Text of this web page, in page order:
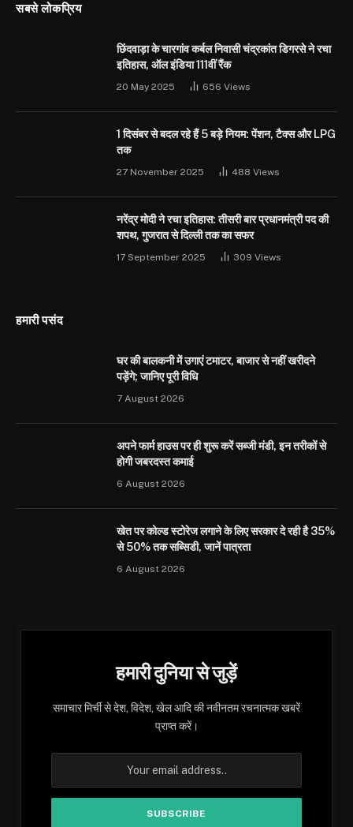
सबसे लोकप्रिय
छिंदवाड़ा के चारगांव कर्बल निवासी चंद्रकांत डिगरसे ने रचा
इतिहास, ऑल इंडिया 111वीं रैंक
20 May 2025 656 Views
1 दिसंबर से बदल रहे हैं 5 बड़े नियम: पेंशन, टैक्स और LPG
तक
27 November 2025 488 Views
नरेंद्र मोदी ने रचा इतिहास: तीसरी बार प्रधानमंत्री पद की
शपथ, गुजरात से दिल्ली तक का सफर
17 September 2025 309 Views
हमारी पसंद
घर की बालकनी में उगाएं टमाटर, बाजार से नहीं खरीदने
पड़ेंगे; जानिए पूरी विधि
7 August 2026
अपने फार्म हाउस पर ही शुरू करें सब्जी मंडी, इन तरीकों से
होगी जबरदस्त कमाई
6 August 2026
खेत पर कोल्ड स्टोरेज लगाने के लिए सरकार दे रही है 35%
से 50% तक सब्सिडी, जानें पात्रता
6 August 2026
हमारी दुनिया से जुड़ें
समाचार मिर्ची से देश, विदेश, खेल आदि की नवीनतम रचनात्मक खबरें
प्राप्त करें।